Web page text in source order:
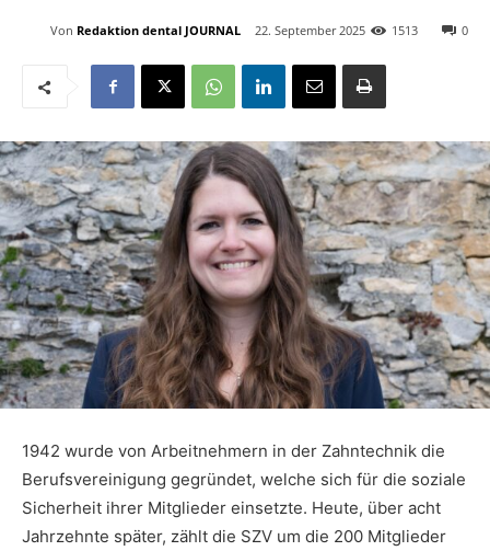
Von Redaktion dental JOURNAL 22. September 2025 0
1513
1942 wurde von Arbeitnehmern in der Zahntechnik die
Berufsvereinigung gegründet, welche sich für die soziale
Sicherheit ihrer Mitglieder einsetzte. Heute, über acht
Jahrzehnte später, zählt die SZV um die 200 Mitglieder